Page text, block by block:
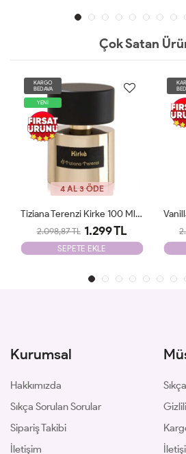
Çok Satan
Tiziana Terenzi Kirke 100 Ml Unisex Tester
KARGO
4 AL 3 ÖDE
Vanilla Sex
2.035,09 TL
SEPETE EKLE
Kurumsal
Hakkımızda
Sıkça Sorulan Sorular
Sipariş Takibi
İletişim